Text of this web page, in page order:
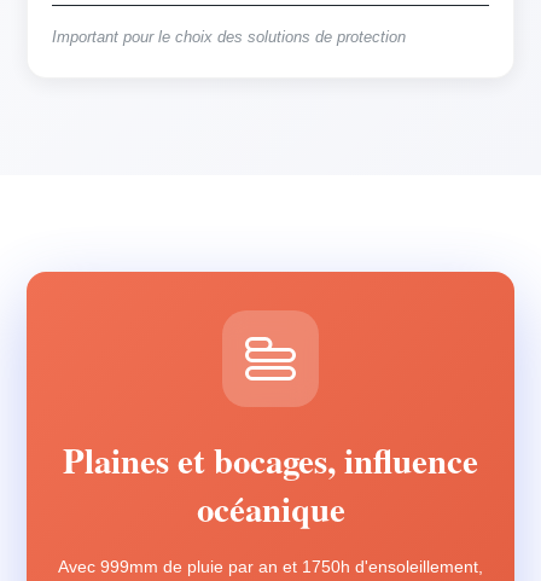
Important pour le choix des solutions de protection
Plaines et bocages, influence
océanique
Avec 999mm de pluie par an et 1750h d'ensoleillement,